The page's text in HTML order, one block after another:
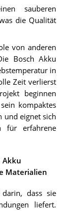
sauberen
die Qualität
von anderen
Bosch Akku
in
Zeit verlierst
beginnen
kompaktes
und eignet sich
für erfahrene
Akku
Materialien
dass sie
liefert.